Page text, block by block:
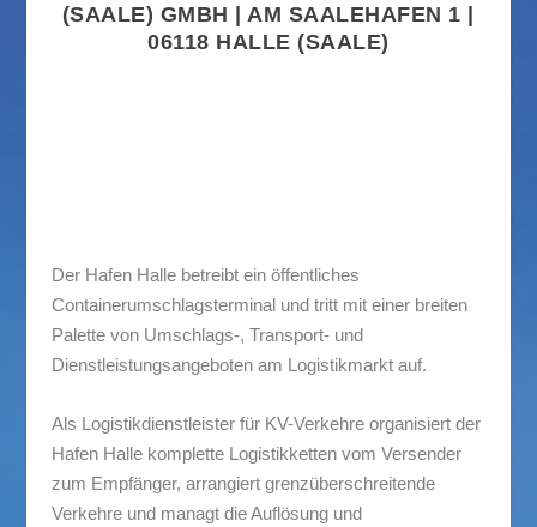
(SAALE) GMBH | AM SAALEHAFEN 1 |
06118 HALLE (SAALE)
Der Hafen Halle betreibt ein öffentliches
Containerumschlagsterminal und tritt mit einer breiten
Palette von Umschlags-, Transport- und
Dienstleistungsangeboten am Logistikmarkt auf.
Als Logistikdienstleister für KV-Verkehre organisiert der
Hafen Halle komplette Logistikketten vom Versender
zum Empfänger, arrangiert grenzüberschreitende
Verkehre und managt die Auflösung und